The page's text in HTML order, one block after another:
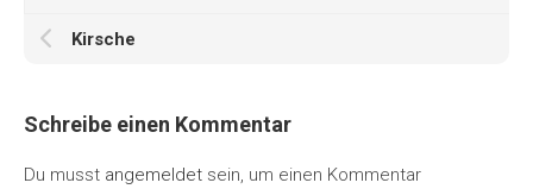
Kirsche
Schreibe einen Kommentar
Du musst angemeldet sein, um einen Kommentar